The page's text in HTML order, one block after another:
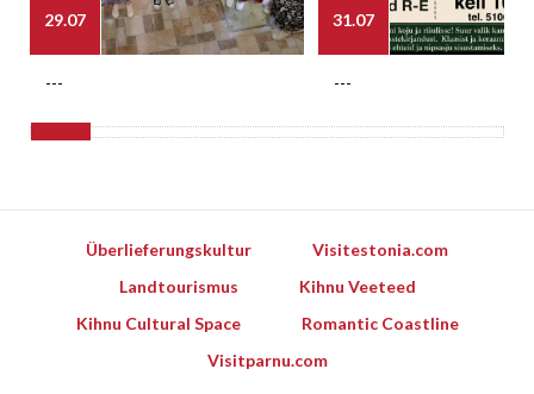
29.07
---
31.07
---
Überlieferungskultur
Visitestonia.com
Landtourismus
Kihnu Veeteed
Kihnu Cultural Space
Romantic Coastline
Visitparnu.com